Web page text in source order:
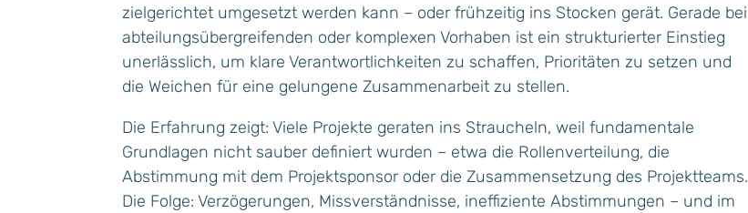
zielgerichtet umgesetzt werden kann – oder frühzeitig ins Stocken gerät. Gerade bei
abteilungsübergreifenden oder komplexen Vorhaben ist ein strukturierter Einstieg
unerlässlich, um klare Verantwortlichkeiten zu schaffen, Prioritäten zu setzen und
die Weichen für eine gelungene Zusammenarbeit zu stellen.
Die Erfahrung zeigt: Viele Projekte geraten ins Straucheln, weil fundamentale
Grundlagen nicht sauber definiert wurden – etwa die Rollenverteilung, die
Abstimmung mit dem Projektsponsor oder die Zusammensetzung des Projektteams.
Die Folge: Verzögerungen, Missverständnisse, ineffiziente Abstimmungen – und im